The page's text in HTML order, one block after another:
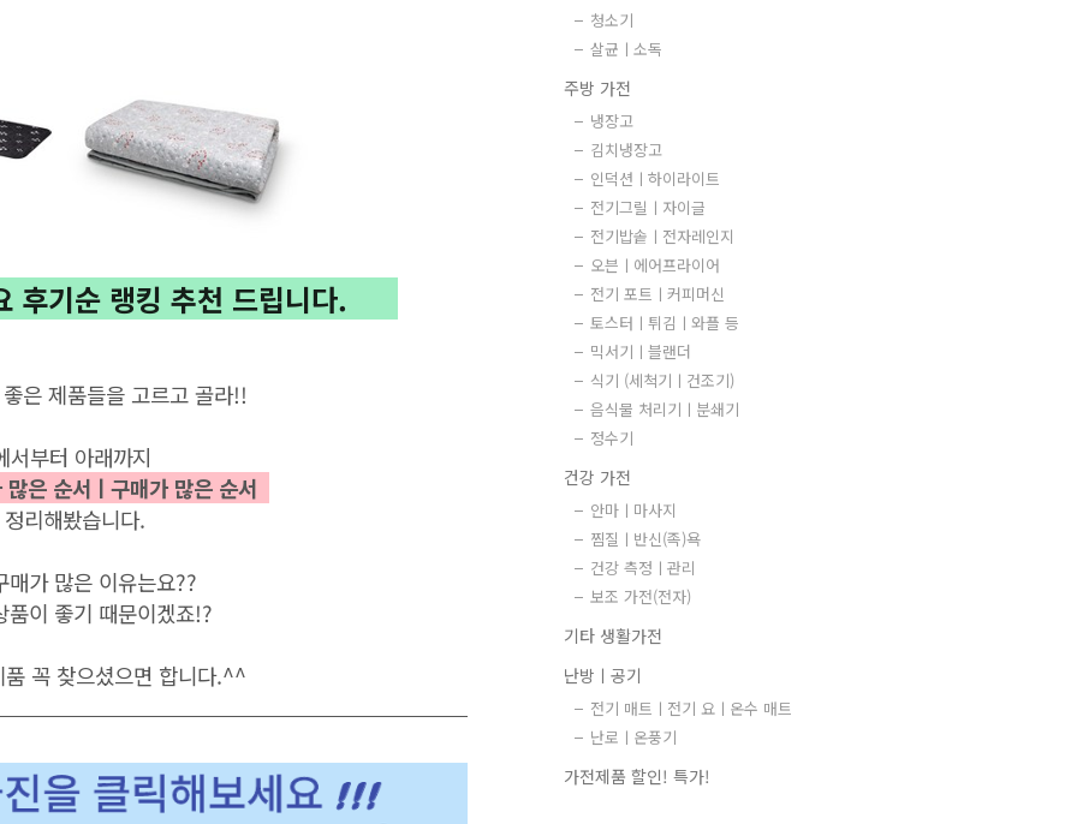
후기순 랭킹 추천 드립니다.
좋은제품들을 고르고골라!!
서부터 아래까지
은 순서ㅣ구매가 많은 순서
정리해봤습니다.
매가 많은 이유는요??
품이 좋기 때문이겠죠!?
품 꼭 찾으셨으면 합니다.^^
청소기
살균ㅣ소독
주방 가전
냉장고
김치냉장고
인덕션ㅣ하이라이트
전기그릴ㅣ자이글
전기밥솥ㅣ전자레인지
오븐ㅣ에어프라이어
전기 포트ㅣ커피머신
토스터ㅣ튀김ㅣ와플 등
믹서기ㅣ블랜더
식기 (세척기ㅣ건조기)
음식물 처리기ㅣ분쇄기
정수기
건강 가전
안마ㅣ마사지
찜질ㅣ반신(족)욕
건강 측정ㅣ관리
보조 가전(전자)
기타 생활가전
난방ㅣ공기
전기 매트ㅣ전기 요ㅣ온수 매트
난로ㅣ온풍기
가전제품 할인! 특가!